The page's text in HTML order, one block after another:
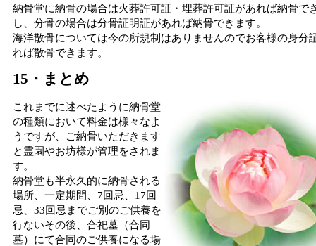
納骨堂に納骨の場合は火葬許可証・埋葬許可証があれば納骨で
し、分骨の場合は分骨証明証があれば納骨できます。
海洋散骨については今の所規制はありませんのでお客様の身分
れば散骨できます。
15・まとめ
これまでに述べたように納骨堂
の種類において料金は様々なよ
うですが、ご納骨いただきます
と霊園やお坊様が管理をされま
す。
納骨堂も半永久的に納骨される
場所、一定期間、7回忌、17回
忌、33回忌までご別のご供養を
行ないその後、合祀墓（合同
墓）にて合同のご供養になる場